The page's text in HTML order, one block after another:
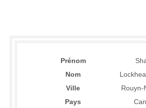
Prénom
Nom
Ville
Rouyn-
Pays